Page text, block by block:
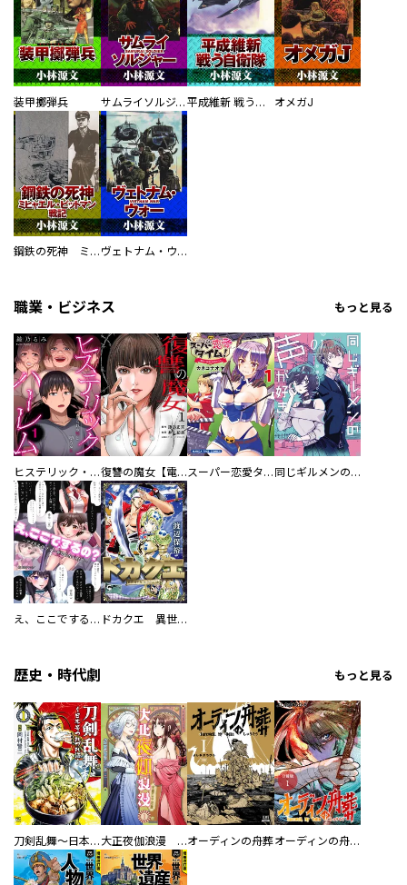
装甲擲弾兵 サムライソルジャー SAMURAI SOLDIER 平成維新 戦う自衛隊 オメガJ
鋼鉄の死神 ミヒャエル・ビットマン戦記 ヴェトナム・ウォー VIETNAM WAR
職業・ビジネス もっと見る
ヒステリック・ハーレム～搾られる男と堕ちる女～【電子単行本版】 復讐の魔女【電子単行本版】 スーパー恋愛タイム！～現場でドＳな彼女は自宅でデレる～ 同じギルメンの声が好き
え、ここでするの？ アイドルのファンが知らない日常 ドカクエ 異世界ドカコッククエスト
歴史・時代劇 もっと見る
刀剣乱舞～日本号つれづれ酒～ 大正夜伽浪漫 －金曜日の花嫁—オーディンの舟葬 オーディンの舟葬 分冊版